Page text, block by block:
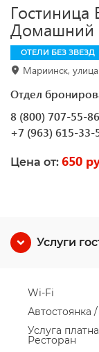
Домашний
ОТЕЛИ БЕЗ ЗВЕЗД
Мариинск,
Отдел
8 (800) 707-55-86
+7 (963) 615-33-
Цена от: 650
Услуги
Wi-Fi
Автостоянка
Услуга
Ресторан